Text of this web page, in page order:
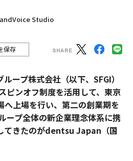
Studio
保存
ープ株式会社（以下、SFGI）
ピンオフ制度を活用して、東京
へ上場を行い、第二の創業期を
ープ全体の新企業理念体系に携
てきたのがdentsu Japan（国